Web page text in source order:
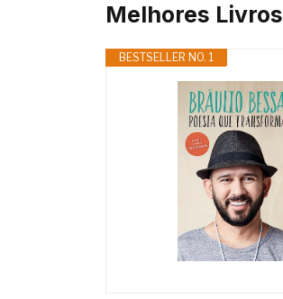
Melhores
BESTSELLER NO. 1